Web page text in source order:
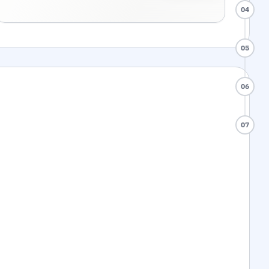
04
05
06
07